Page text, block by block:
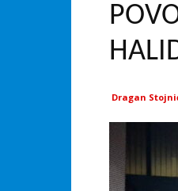
Dragan